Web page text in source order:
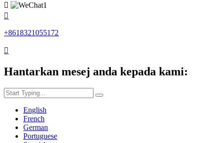


+8618321055172

Hantarkan mesej anda kepada kami:
English
French
German
Portuguese